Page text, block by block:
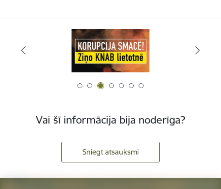
Vai šī informācija bija noderīga?
Sniegt atsauksmi